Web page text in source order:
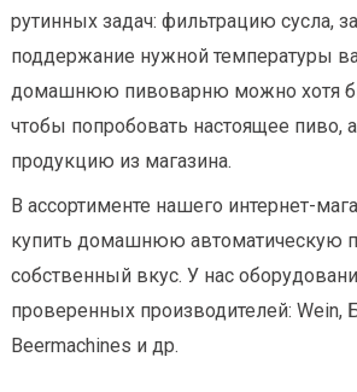
рутинных задач: фильтрацию сусла,
поддержание нужной температуры
домашнюю пивоварню можно хотя
чтобы попробовать настоящее пиво,
продукцию из магазина.
В ассортименте нашего интернет-
купить домашнюю автоматическую
собственный вкус. У нас
проверенных производителей: Wein,
Beermachines и др.